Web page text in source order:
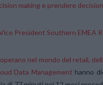
making e prendere
President Southern EMEA
nel mondo del retail,
Data Management hanno